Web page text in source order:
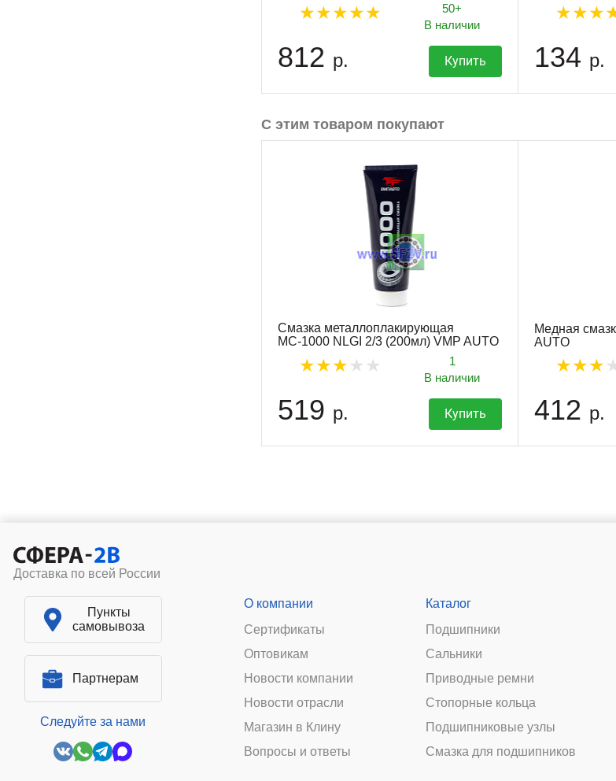
50+
В наличии
812 р. Купить 134 р.
С этим товаром покупают
Смазка металлоплакирующая
МС-1000 NLGI 2/3 (200мл) VMP AUTO
1
В наличии
519 р. Купить
Медная
AUTO
412 р.
Доставка по всей России
Пункты
самовывоза
Партнерам
Следуйте за нами
О компании
Сертификаты
Оптовикам
Новости компании
Новости отрасли
Магазин в Клину
Вопросы и ответы
Каталог
Подшипники
Сальники
Приводные ремни
Стопорные кольца
Подшипниковые узлы
Смазка для подшипников